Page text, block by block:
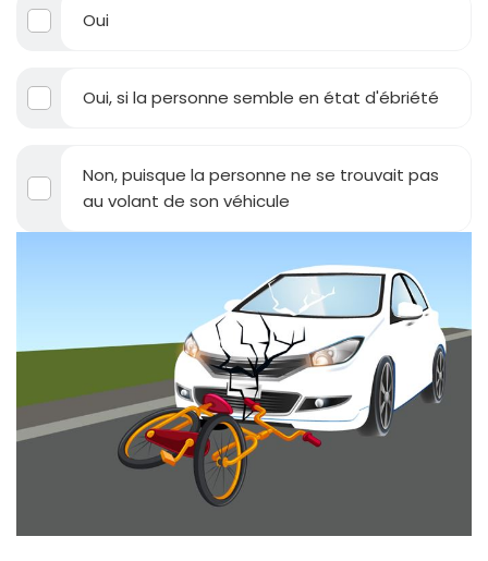
Oui
Oui, si la personne semble en état d'ébriété
Non, puisque la personne ne se trouvait pas
au volant de son véhicule